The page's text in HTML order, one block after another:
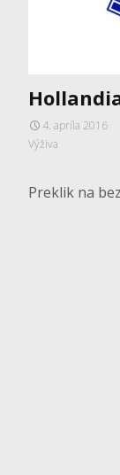
4. apríla 2016
Výživa
Preklik na